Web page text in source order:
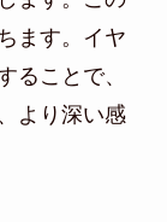
ます。イヤ
ることで、
より深い感